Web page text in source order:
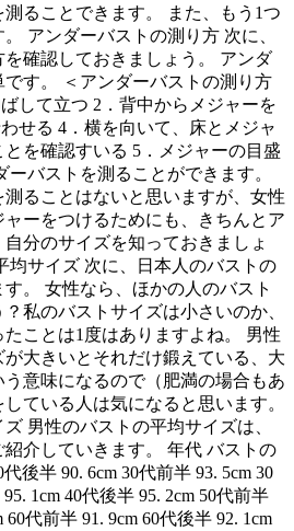
ることできます。 また、もう1つ
アンダーバストの測り方 次に、
確認しておきましょう。 アンダ
す。 ＜アンダーバストの測り方
して立つ 2．背中からメジャーを
せる 4．横を向いて、床とメジャ
を確認すいる 5．メジャーの目盛
ーバストを測ることができます。
ることはないと思いますが、女性
ーをつけるためにも、きちんとア
分のサイズを知っておきましょ
均サイズ 次に、日本人のバストの
。 女性なら、ほかの人のバスト
私のバストサイズは小さいのか、
ことは1度はありますよね。 男性
大きいとそれだけ鍛えている、大
意味になるので（肥満の場合もあ
ている人は気になると思います。
男性のバストの平均サイズは、
介していきます。 年代 バストの
後半 90. 6cm 30代前半 93. 5cm 30
1cm 40代後半 95. 2cm 50代前半
60代前半 91. 9cm 60代後半 92. 1cm